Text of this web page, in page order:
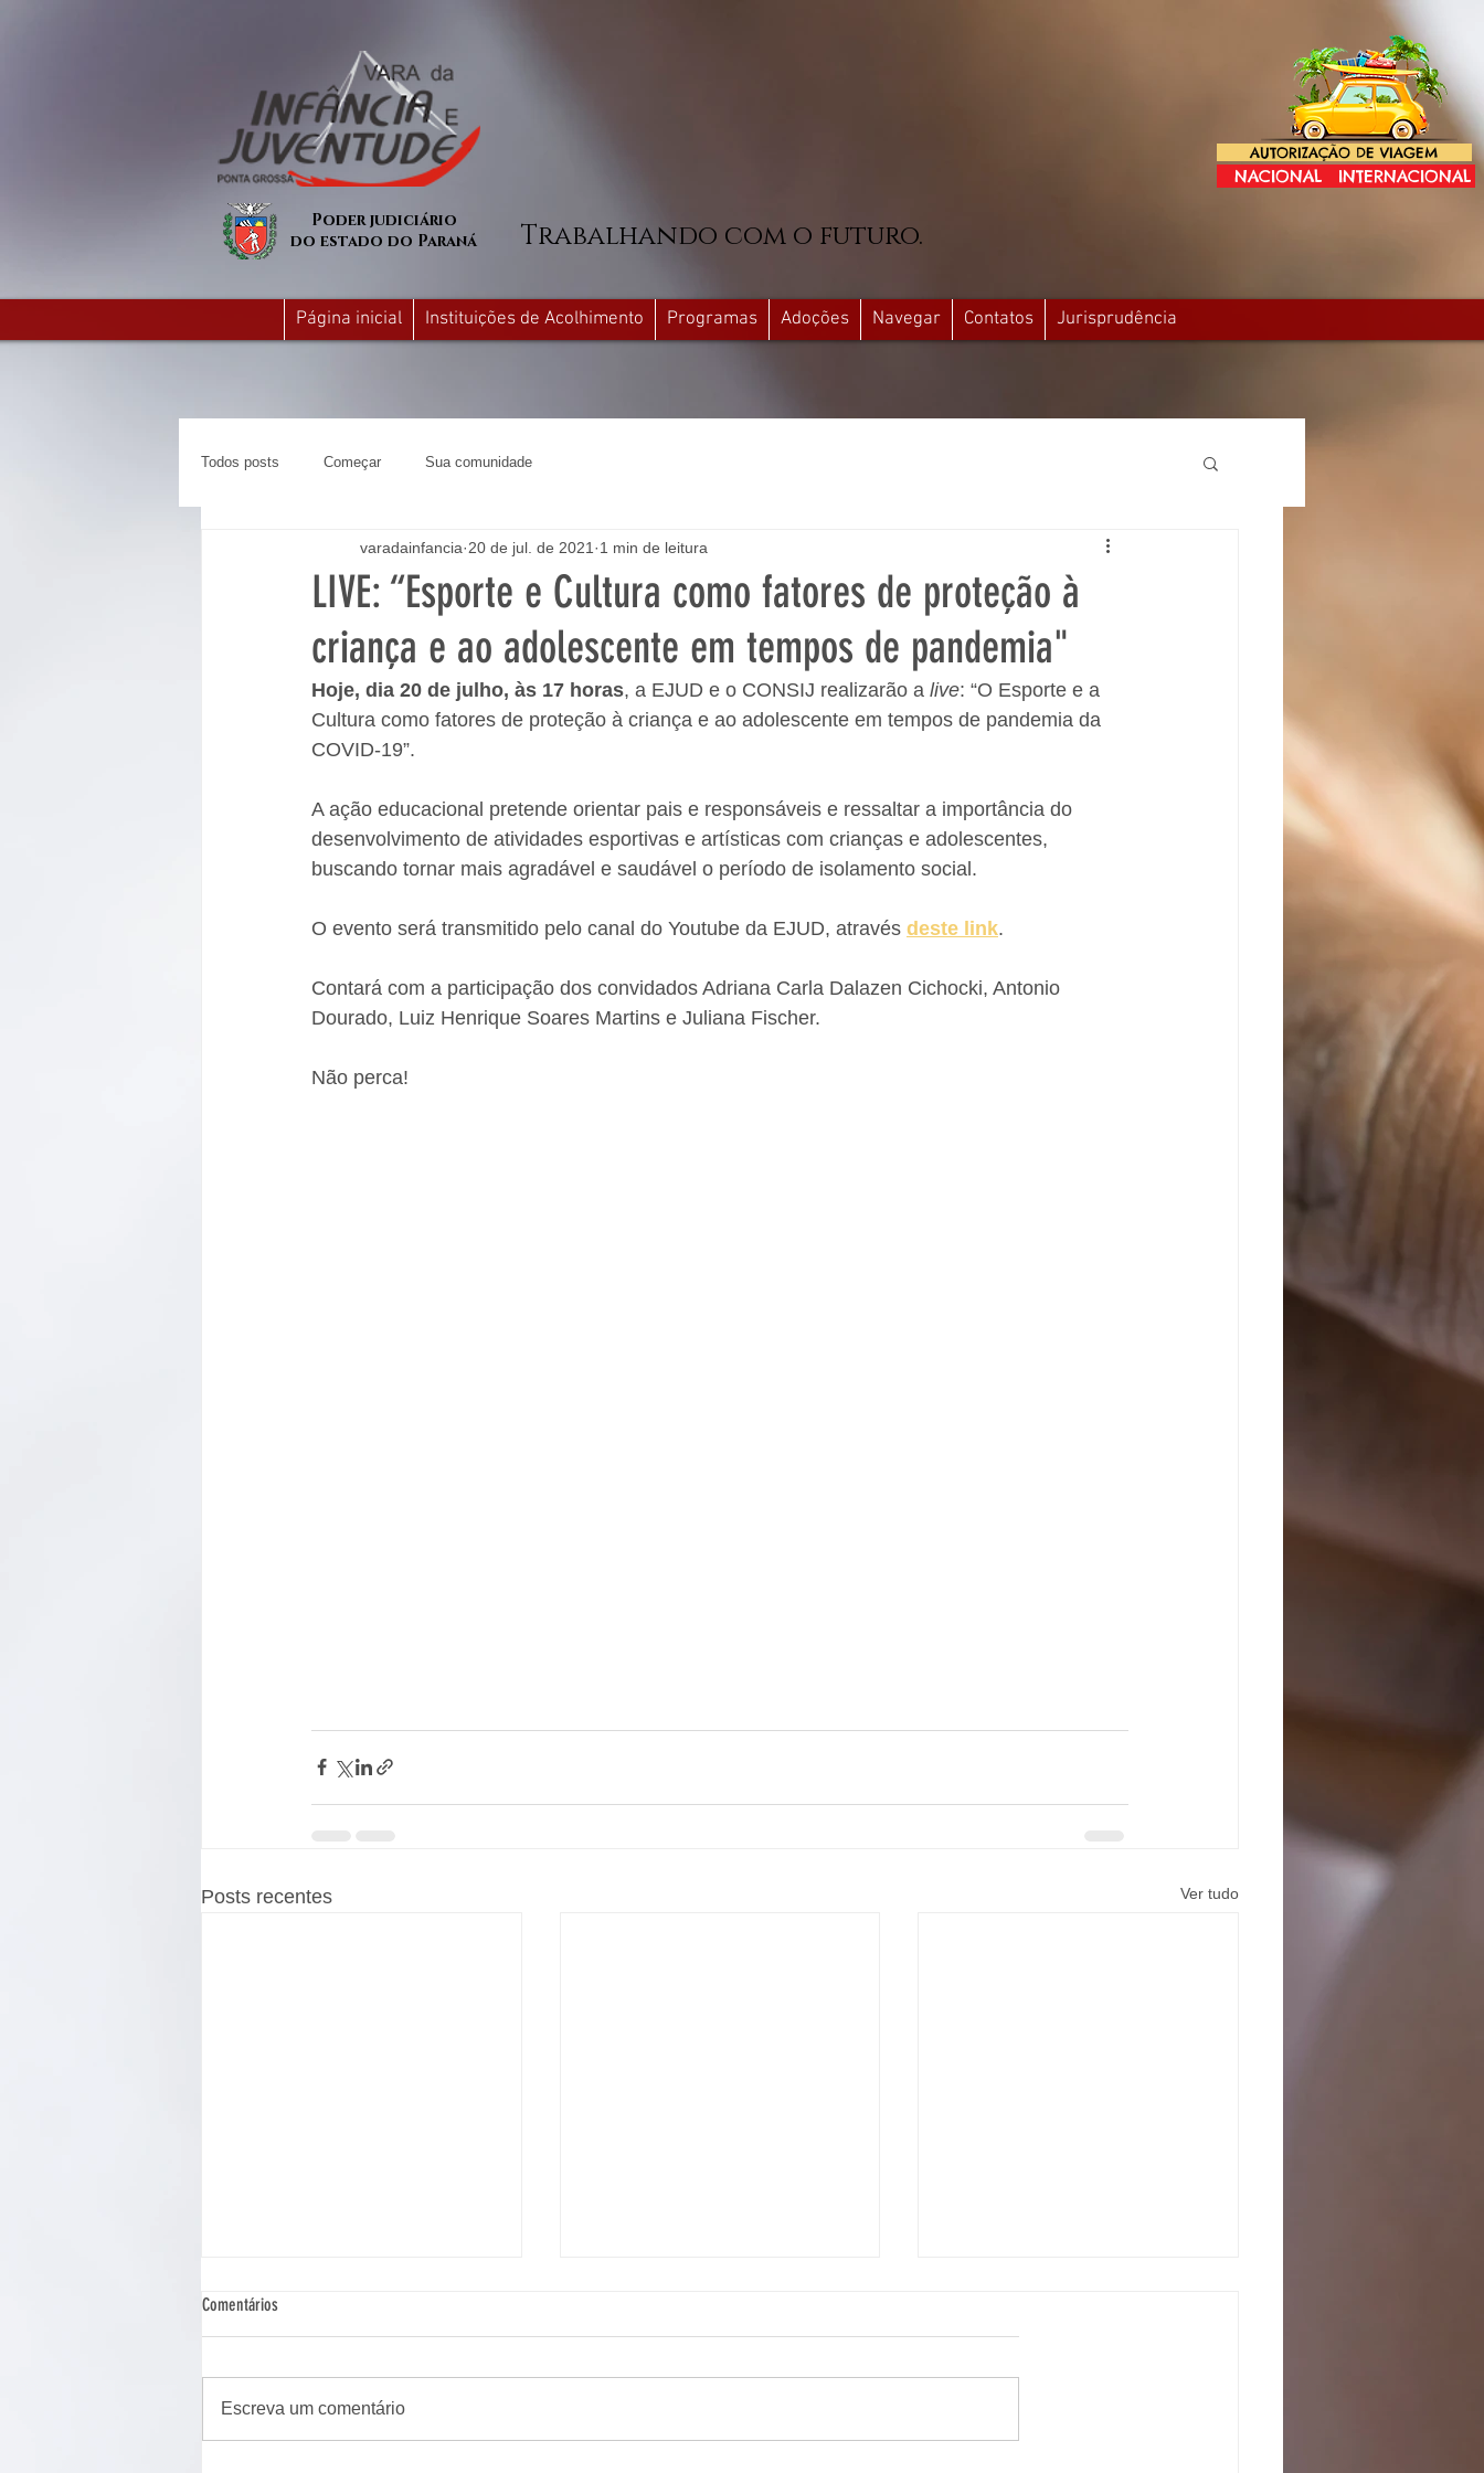
AUTORIZAÇÃO DE VIAGEM
NACIONAL INTERNACIONAL
Poder judiciário
do estado do Paraná
Trabalhando com o futuro.
Página inicial Instituições de Acolhimento Programas Adoções Navegar Contatos Jurisprudência
Todos posts Começar Sua comunidade
LIVE: “Esporte e Cultura como fatores de proteção à
criança e ao adolescente em tempos de pandemia"
varadainfancia 20 de jul. de 2021 1 min de leitura
Hoje, dia 20 de julho, às 17 horas, a EJUD e o CONSIJ realizarão a live: “O Esporte e a
Cultura como fatores de proteção à criança e ao adolescente em tempos de pandemia da
COVID-19”.
A ação educacional pretende orientar pais e responsáveis e ressaltar a importância do
desenvolvimento de atividades esportivas e artísticas com crianças e adolescentes,
buscando tornar mais agradável e saudável o período de isolamento social.
O evento será transmitido pelo canal do Youtube da EJUD, através deste link.
Contará com a participação dos convidados Adriana Carla Dalazen Cichocki, Antonio
Dourado, Luiz Henrique Soares Martins e Juliana Fischer.
Não perca!
Posts recentes Ver tudo
Comentários
Escreva um comentário